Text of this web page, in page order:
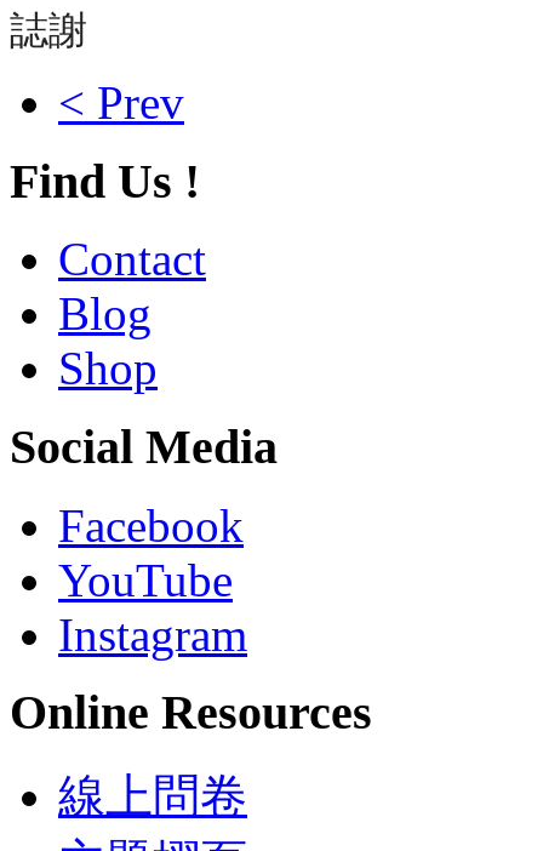
誌謝
< Prev
Find Us !
Contact
Blog
Shop
Social Media
Facebook
YouTube
Instagram
Online Resources
線上問卷